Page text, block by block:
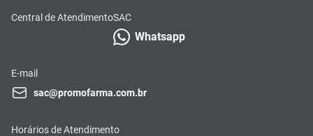
Central de AtendimentoSAC
Whatsapp
E-mail
sac@promofarma.com.br
Horários de Atendimento